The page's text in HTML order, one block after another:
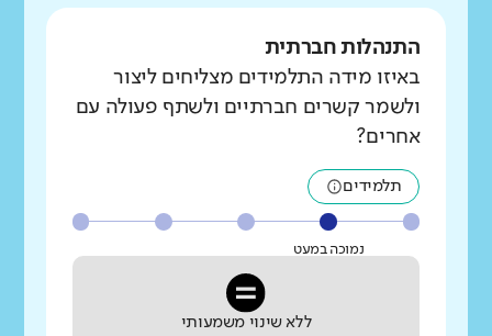
התנהלות חברתית
באיזו מידה התלמידים מצליחים ליצור
ולשמר קשרים חברתיים ולשתף פעולה עם
אחרים?
תלמידים
נמוכה במעט
ללא שינוי משמעותי